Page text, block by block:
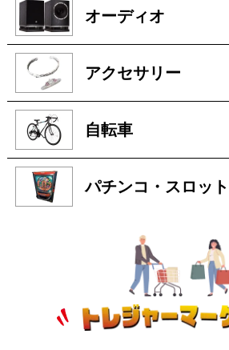
オーディオ
アクセサリー
自転車